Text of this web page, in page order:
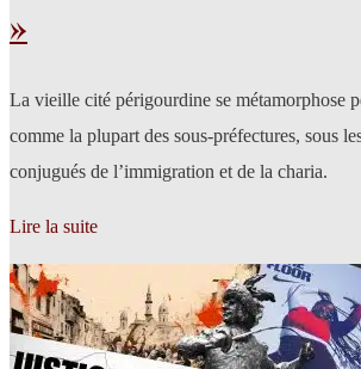
»
La vieille cité périgourdine se métamorphose
comme la plupart des sous-préfectures, sous
conjugués de l’immigration et de la charia.
Lire la suite